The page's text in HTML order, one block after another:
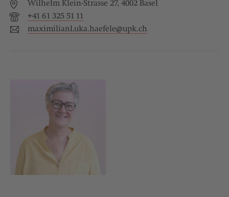
Wilhelm Klein-Strasse 27, 4002 Basel
+41 61 325 51 11
maximilianLuka.haefele@upk.ch